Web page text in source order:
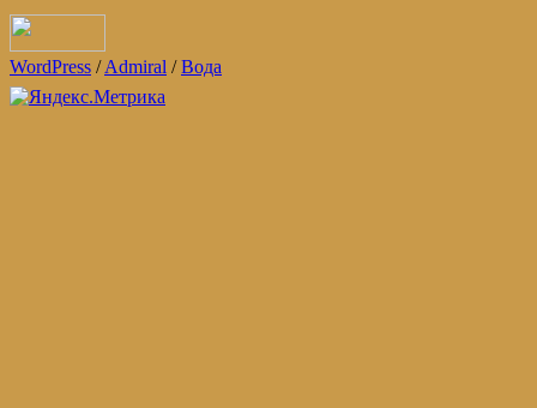
WordPress /Admiral /Вода